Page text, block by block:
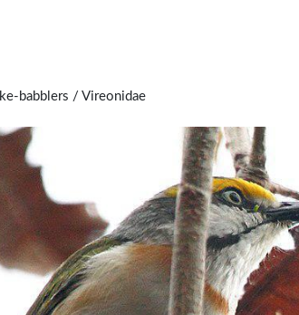
babblers / Vireonidae